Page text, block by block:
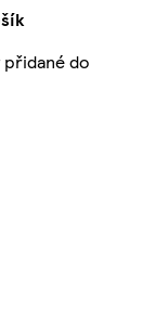
přidané do